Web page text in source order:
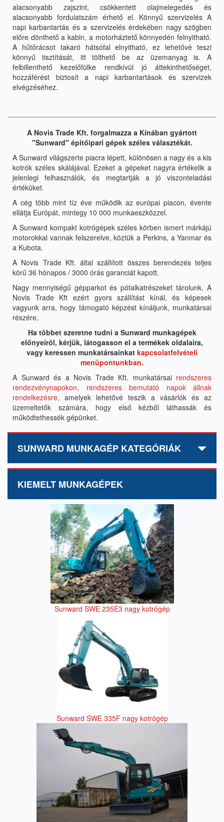
alacsonyabb zajszint, csökkentett olajmelegedés és
alacsonyabb fordulatszám érhető el. Könnyű szervizelés A
napi karbantartás és a szervizelés érdekében nagy szögben
előre dönthető a kabin, a motorháztető könnyedén felnyitható.
A hűtőrácsot takaró hátsófal elnyitható, ez lehetővé teszi
könnyű tisztítását, itt tölthető be az üzemanyag is. A
felbillenthető kezelőfülke rendkívül jó áttekinthetőséget,
hozzáférést biztosít a napi karbantartások és szervizek
elvégzéséhez.
A Novis Trade Kft. forgalmazza a Kínában gyártott
"Sunward" építőipari gépek széles választékát.
A Sunward világszerte piacra lépett, különösen a nagy és a kis
kotrók széles skálájával. Ezeket a gépeket nagyra értékelik a
jelenlegi felhasználók, és megtartják a jó viszonteladási
értéküket.
A cég több mint tíz éve működik az európai piacon, évente
ellátja Európát, mintegy 10 000 munkaeszközzel.
A Sunward kompakt kotrógépek széles körben ismert márkájú
motorokkal vannak felszerelve, köztük a Perkins, a Yanmar és
a Kubota.
A Novis Trade Kft. által szállított összes berendezés teljes
körű 36 hónapos / 3000 órás garanciát kapott.
Nagy mennyiségű gépparkot és pótalkatrészeket tárolunk. A
Novis Trade Kft ezért gyors szállítást kínál, és képesek
vagyunk arra, hogy támogató képzést kínáljunk, munkatársai
részére.
Ha többet szeretne tudni a Sunward munkagépek
előnyeiről, kérjük, látogasson el a termékek oldalaira,
vagy keressen munkatársainkat kapcsolatfelvételi
menüpontunkban.
A Sunward és a Novis Trade Kft. munkatársai rendszeres
rendezvénynapokon, rendszeres bemutató napok állnak
rendelkezésre, amelyek lehetővé teszik a vásárlók és az
üzemeltetők számára, hogy első kézből láthassák és
működtethessék gépünket.
SUNWARD MUNKAGÉP KATEGÓRIÁK
KIEMELT MUNKAGÉPEK
Sunward SWE 235E3 nagy kotrógép
Sunward SWE 335F nagy kotrógép